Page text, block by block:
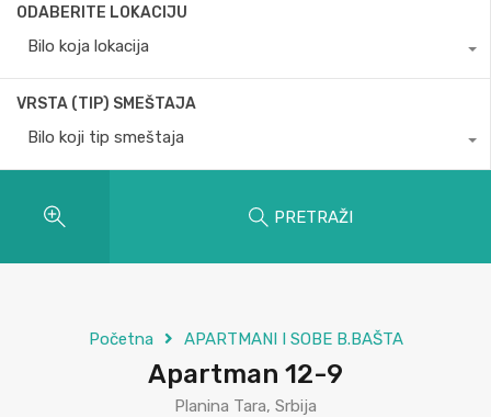
ODABERITE LOKACIJU
Bilo koja lokacija
VRSTA (TIP) SMEŠTAJA
Bilo koji tip smeštaja
PRETRAŽI
Početna APARTMANI I SOBE B.BAŠTA
Apartman 12-9
Planina Tara, Srbija